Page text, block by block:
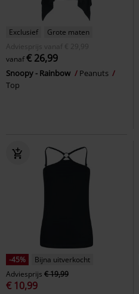
Exclusief
Grote maten
Adviesprijs
vanaf € 29,99
vanaf€ 26,99
Snoopy - Rainbow
Peanuts
Top
-45%
Bijna uitverkocht
Adviesprijs € 19,99
€ 10,99